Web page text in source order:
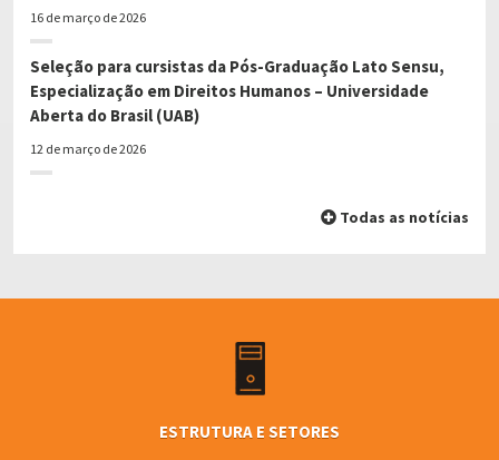
16 de março de 2026
Seleção para cursistas da Pós-Graduação Lato Sensu,
Especialização em Direitos Humanos – Universidade
Aberta do Brasil (UAB)
12 de março de 2026
Todas as notícias
ESTRUTURA E SETORES